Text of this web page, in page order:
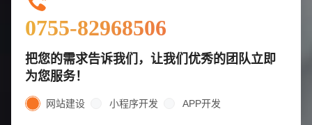
0755-82968506
把您的需求告诉我们，让我们优秀的团队立即
为您服务！
网站建设 小程序开发 APP开发